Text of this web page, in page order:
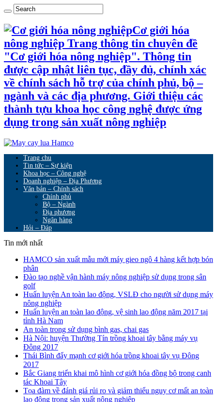
Cơ giới hóa
nông nghiệp Trang thông tin chuyên đề
"Cơ giới hóa nông nghiệp". Thông tin
được cập nhật liên tục, đầy đủ, chính xác
về chính sách hỗ trợ của chính phủ, bộ –
ngành và các địa phương. Giới thiệu các
thành tựu khoa học công nghệ được ứng
dụng trong sản xuất nông nghiệp
Trang chu
Tin tức – Sự kiện
Khoa học – Công nghệ
Doanh nghiệp – Địa Phương
Văn bản – Chính sách
Chính phủ
Bộ – Ngành
Địa phương
Ngân hàng
Hỏi – Đáp
Tin mới nhất
HAMCO sản xuất mẫu mới máy gieo ngô 4 hàng kết hợp bón
phân
Đào tạo nghề vận hành máy nông nghiệp sử dụng trong sân
golf
Huấn luyện An toàn lao động, VSLĐ cho người sử dụng máy
nông nghiệp
Huấn luyện an toàn lao động, vệ sinh lao động năm 2017 tại
tỉnh Hà Nam
An toàn trong sử dụng bình gas, chai gas
Hà Nội: huyện Thường Tín trồng khoai tây bằng máy vụ
Đông 2017
Thái Bình đẩy mạnh cơ giới hóa trồng khoai tây vụ Đông
2017
Bắc Giang triển khai mô hình cơ giới hóa đồng bộ trong canh
tác Khoai Tây
Tọa đàm về đánh giá rủi ro và giảm thiểu nguy cơ mất an toàn
lao động trong sản xuất nông nghiệp